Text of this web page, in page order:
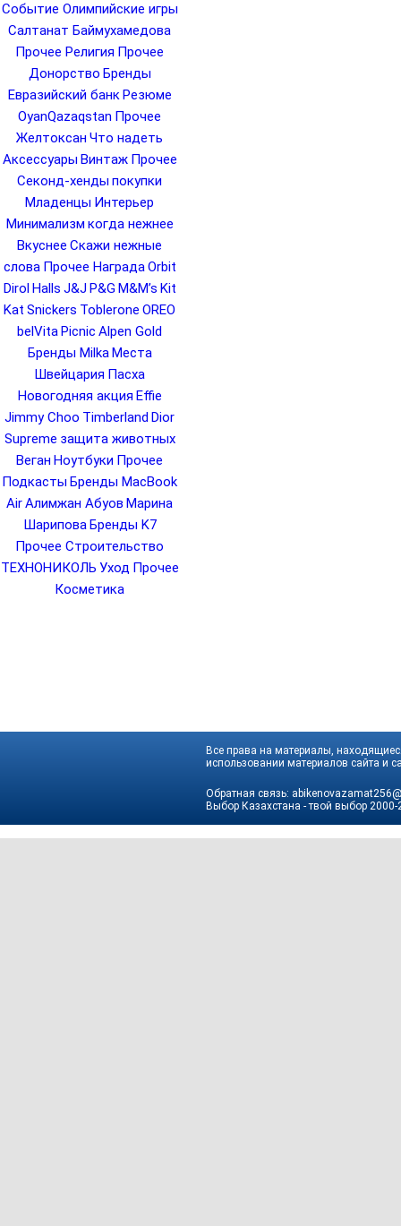
Событие Олимпийские игры
Салтанат Баймухамедова
Прочее Религия Прочее
Донорство Бренды
Евразийский банк Резюме
OyanQazaqstan Прочее
Желтоксан Что надеть
Аксессуары Винтаж Прочее
Секонд-хенды покупки
Младенцы Интерьер
Минимализм когда нежнее
Вкуснее Скажи нежные
слова Прочее НаградаOrbit
Dirol Halls J&J P&G M&M’s Kit
Kat Snickers Toblerone OREO
belVita Picnic Alpen Gold
Бренды Milka Места
Швейцария Пасха
Новогодняя акция Effie
Jimmy Choo Timberland Dior
Supreme защита животных
Веган Ноутбуки Прочее
Подкасты Бренды MacBook
AirАлимжан Абуов Марина
Шарипова Бренды K7
Прочее Строительство
ТЕХНОНИКОЛЬ Уход Прочее
Косметика
Все права на материалы,
использовании материалов сайта и
Обратная связь:
Выбор Казахстана - твой выбор 2000-